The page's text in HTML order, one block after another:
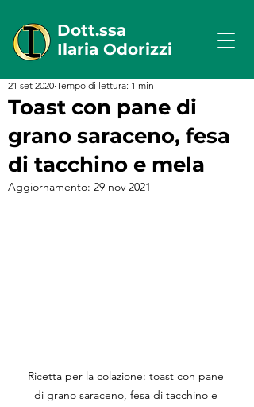
Dott.ssa
Ilaria Odorizzi
Toast con pane di
grano saraceno, fesa
di tacchino e mela
21 set 2020 Tempo di lettura: 1 min
Aggiornamento: 29 nov 2021
Ricetta per la colazione: toast con pane
di grano saraceno, fesa di tacchino e